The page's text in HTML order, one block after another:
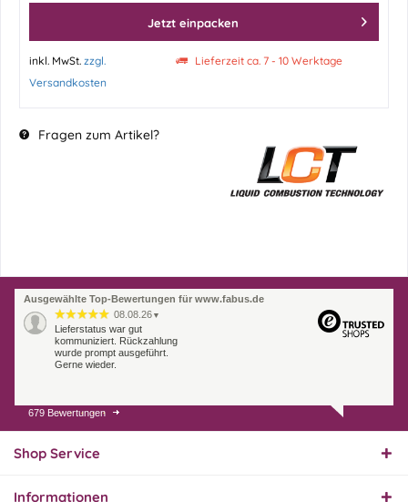
Jetzt einpacken
inkl. MwSt. zzgl.
Versandkosten
Lieferzeit ca. 7 - 10 Werktage
Fragen zum Artikel?
Ausgewählte Top-Bewertungen für www.fabus.de
08.08.26 ▼
Lieferstatus war gut
kommuniziert. Rückzahlung
wurde prompt ausgeführt.
Gerne wieder.
07.08.26
Endlich das richtige
679 Bewertungen
Shop Service
Informationen